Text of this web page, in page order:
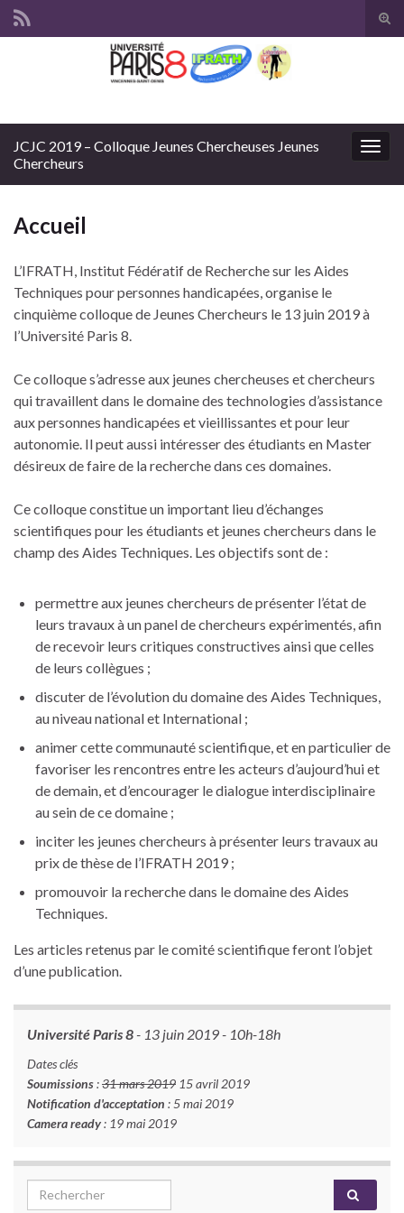
Search for:
JCJC 2019 – Colloque Jeunes Chercheuses Jeunes
Chercheurs
Accueil
L’IFRATH, Institut Fédératif de Recherche sur les Aides
Techniques pour personnes handicapées, organise le
cinquième colloque de Jeunes Chercheurs le 13 juin 2019 à
l’Université Paris 8.
Ce colloque s’adresse aux jeunes chercheuses et chercheurs
qui travaillent dans le domaine des technologies d’assistance
aux personnes handicapées et vieillissantes et pour leur
autonomie. Il peut aussi intéresser des étudiants en Master
désireux de faire de la recherche dans ces domaines.
Ce colloque constitue un important lieu d’échanges
scientifiques pour les étudiants et jeunes chercheurs dans le
champ des Aides Techniques. Les objectifs sont de :
permettre aux jeunes chercheurs de présenter l’état de
leurs travaux à un panel de chercheurs expérimentés, afin
de recevoir leurs critiques constructives ainsi que celles
de leurs collègues ;
discuter de l’évolution du domaine des Aides Techniques,
au niveau national et International ;
animer cette communauté scientifique, et en particulier de
favoriser les rencontres entre les acteurs d’aujourd’hui et
de demain, et d’encourager le dialogue interdisciplinaire
au sein de ce domaine ;
inciter les jeunes chercheurs à présenter leurs travaux au
prix de thèse de l’IFRATH 2019 ;
promouvoir la recherche dans le domaine des Aides
Techniques.
Les articles retenus par le comité scientifique feront l’objet
d’une publication.
Université Paris 8- 13 juin 2019 - 10h-18h
Dates clés
Soumissions:31 mars 2019 15 avril 2019
Notification d'acceptation : 5 mai 2019
Camera ready: 19 mai 2019
Search for: